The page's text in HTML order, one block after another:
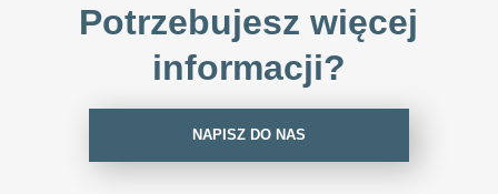
Potrzebujesz więcej
informacji?
NAPISZ DO NAS